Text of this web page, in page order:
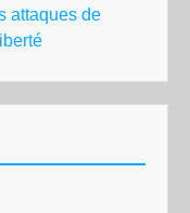
attaques de